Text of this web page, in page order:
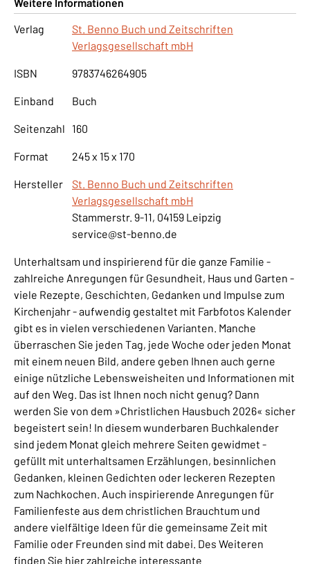
Verlag
St. Benno Buch und Zeitschriften
Verlagsgesellschaft mbH
ISBN 9783746264905
Einband Buch
Seitenzahl 160
Format 245 x 15 x 170
Hersteller
St. Benno Buch und Zeitschriften
Verlagsgesellschaft mbH
Stammerstr. 9-11, 04159 Leipzig
service@st-benno.de
Unterhaltsam und inspirierend für die ganze Familie -
zahlreiche Anregungen für Gesundheit, Haus und Garten -
viele Rezepte, Geschichten, Gedanken und Impulse zum
Kirchenjahr - aufwendig gestaltet mit Farbfotos Kalender
gibt es in vielen verschiedenen Varianten. Manche
überraschen Sie jeden Tag, jede Woche oder jeden Monat
mit einem neuen Bild, andere geben Ihnen auch gerne
einige nützliche Lebensweisheiten und Informationen mit
auf den Weg. Das ist Ihnen noch nicht genug? Dann
werden Sie von dem »Christlichen Hausbuch 2026« sicher
begeistert sein! In diesem wunderbaren Buchkalender
sind jedem Monat gleich mehrere Seiten gewidmet -
gefüllt mit unterhaltsamen Erzählungen, besinnlichen
Gedanken, kleinen Gedichten oder leckeren Rezepten
zum Nachkochen. Auch inspirierende Anregungen für
Familienfeste aus dem christlichen Brauchtum und
andere vielfältige Ideen für die gemeinsame Zeit mit
Familie oder Freunden sind mit dabei. Des Weiteren
finden Sie hier zahlreiche interessante